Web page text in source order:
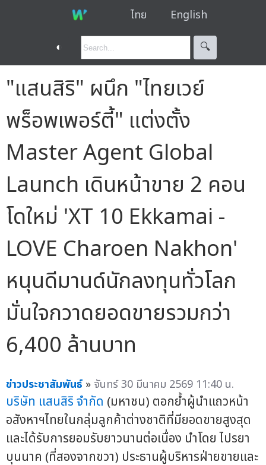
ไทย English
◐ 🔍︎
"แสนสิริ" ผนึก "ไทยเวย์
พร็อพเพอร์ตี้" แต่งตั้ง
Master Agent Global
Launch เดินหน้าขาย 2 คอน
โดใหม่ 'XT 10 Ekkamai -
LOVE Charoen Nakhon'
หนุนดีมานด์นักลงทุนทั่วโลก
มั่นใจกวาดยอดขายรวมกว่า
6,400 ล้านบาท
ข่าวประชาสัมพันธ์ » จันทร์ 30 มีนาคม 2569 11:40 น.
บริษัท แสนสิริ จำกัด (มหาชน) ตอกย้ำผู้นำแถวหน้า
อสังหาฯไทยในกลุ่มลูกค้าต่างชาติที่มียอดขายสูงสุด
และได้รับการยอมรับยาวนานต่อเนื่อง นำโดย ไปรยา
บุนนาค (ที่สองจากขวา) ประธานผู้บริหารฝ่ายขายและ